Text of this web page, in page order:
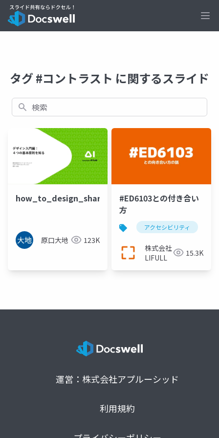
タグ #コントラスト に関するスライド
検索
how_to_design_share
原口大地 123K
#ED6103との付き合い
方
アクセシビリティ
株式会社
LIFULL
15.3K
運営：株式会社アプルーシッド
利用規約